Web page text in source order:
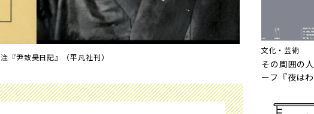
『尹致昊日記』（平凡社刊）
文化・芸術
その周囲の
ーフ『夜は